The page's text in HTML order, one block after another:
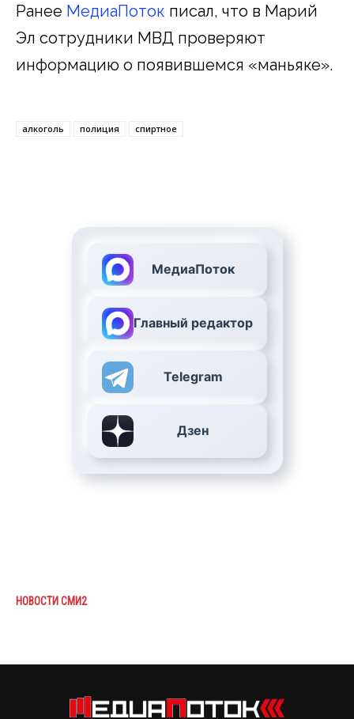
Ранее МедиаПоток писал, что в Марий
Эл сотрудники МВД проверяют
информацию о появившемся «маньяке».
алкоголь полиция спиртное
МедиаПоток
Главный редактор
Telegram
Дзен
НОВОСТИ СМИ2